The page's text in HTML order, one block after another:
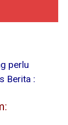
perlu
Berita :